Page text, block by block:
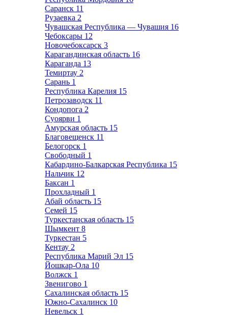
Саранск 11
Рузаевка 2
Чувашская Республика — Чувашия 16
Чебоксары 12
Новочебоксарск 3
Карагандинская область 16
Караганда 13
Темиртау 2
Сарань 1
Республика Карелия 15
Петрозаводск 11
Кондопога 2
Суоярви 1
Амурская область 15
Благовещенск 11
Белогорск 1
Свободный 1
Кабардино-Балкарская Республика 15
Нальчик 12
Баксан 1
Прохладный 1
Абай область 15
Семей 15
Туркестанская область 15
Шымкент 8
Туркестан 5
Кентау 2
Республика Марий Эл 15
Йошкар-Ола 10
Волжск 1
Звенигово 1
Сахалинская область 15
Южно-Сахалинск 10
Невельск 1